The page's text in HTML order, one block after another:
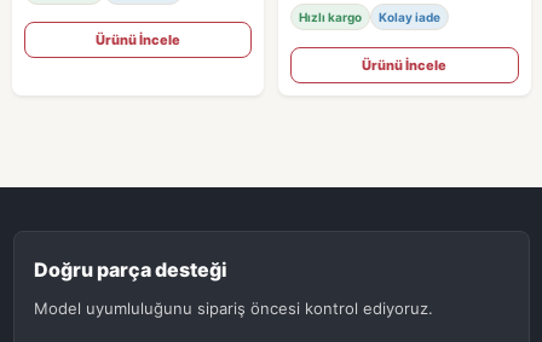
Ürünü İncele
Hızlı kargo Kolay iade
Ürünü İncele
Doğru parça desteği
Model uyumluluğunu sipariş öncesi kontrol ediyoruz.